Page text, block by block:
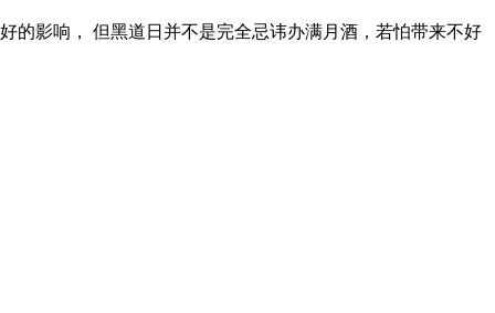
的影响， 但黑道日并不是完全忌讳办满月酒，若怕带来不好